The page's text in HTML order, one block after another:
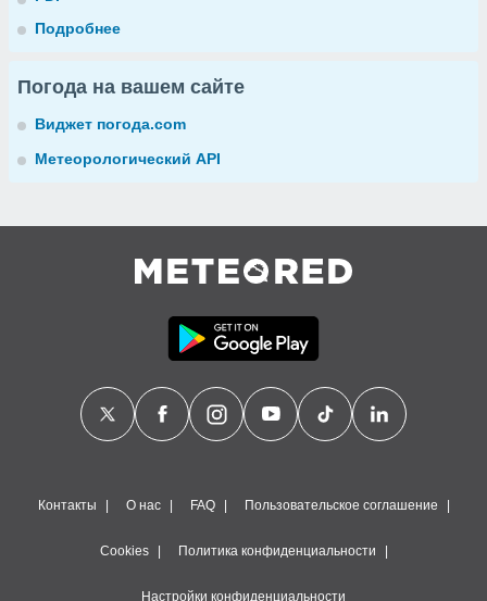
Подробнее
Погода на вашем сайте
Виджет погода.com
Метеорологический API
Контакты О нас FAQ Пользовательское соглашение
Cookies Политика конфиденциальности
Настройки конфиденциальности